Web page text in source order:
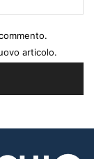
articolo.